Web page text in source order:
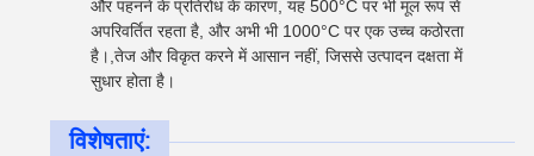
और पहनने के प्रतिरोध के कारण, यह 500°C पर भी मूल रूप से
अपरिवर्तित रहता है, और अभी भी 1000°C पर एक उच्च कठोरता
है।,तेज और विकृत करने में आसान नहीं, जिससे उत्पादन दक्षता में
सुधार होता है।
विशेषताएं: